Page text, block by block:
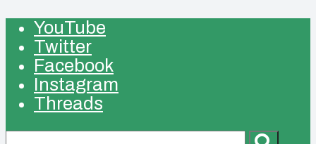
YouTube
Twitter
Facebook
Instagram
Threads